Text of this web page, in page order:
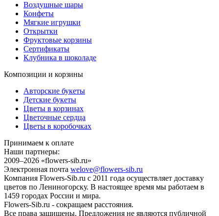
Воздушные шары
Конфеты
Мягкие игрушки
Открытки
Фруктовые корзины
Сертификаты
Клубника в шоколаде
Композиции и корзины
Авторские букеты
Детские букеты
Цветы в корзинах
Цветочные сердца
Цветы в коробочках
Принимаем к оплате
Наши партнеры:
2009–2026 «flowers-sib.ru»
Электронная почта welove@flowers-sib.ru
Компания Flowers-Sib.ru с 2011 года осуществляет доставку
цветов по Лениногорску. В настоящее время мы работаем в
1459 городах России и мира.
Flowers-Sib.ru - сокращаем расстояния.
Все права защищены. Предложения не являются публичной